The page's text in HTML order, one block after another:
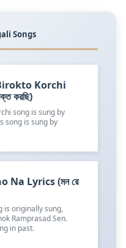
Songs
Korchi
করছি)
song is sung by
song is sung by
Na Lyrics (মন রে
is originally sung,
Ramprasad Sen.
in past.